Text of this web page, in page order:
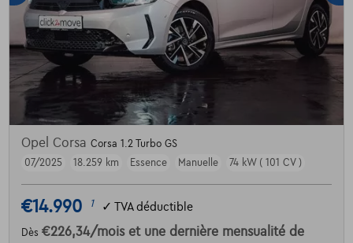
Opel Corsa Corsa 1.2 Turbo GS
07/2025
18.259 km Essence Manuelle 74 kW ( 101 CV )
€14.990 1 ✓ TVA déductible
Dès €226,34/mois et une dernière mensualité de